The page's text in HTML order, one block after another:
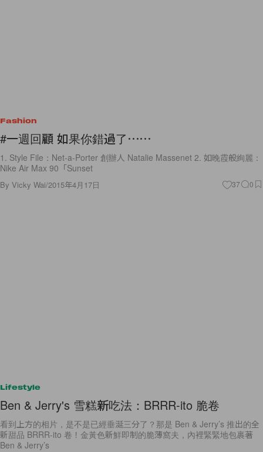
Fashion
#一週回顧 如果你錯過了⋯⋯
1. Style File：Net-a-Porter 創辦人 Natalie Massenet 2. 如晚霞般絢麗：
Nike Air Max 90「Sunset
By Vicky Wai/2015年4月17日 37 0
Lifestyle
Ben & Jerry's 雪糕新吃法：BRRR-ito 脆卷
看到上方的相片，是不是已經垂涎三分了？那是 Ben & Jerry’s 推出的全
新甜品 BRRR-ito 卷！金黃色新鮮即制的脆薄窩夫，內裡緊緊地包裹著
Ben & Jerry’s